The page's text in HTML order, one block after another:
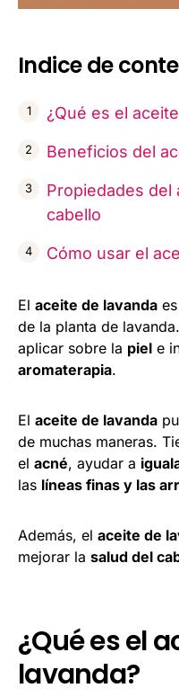
Indice de
¿Qué es el
Beneficios del
Propiedades del
cabello
Cómo usar el
El aceite de lavanda
de la planta de
aplicar sobre la piel e
aromaterapia.
El aceite de lavanda
de muchas maneras.
el acné, ayudar a
las líneas finas y las
Además, el aceite de
mejorar la salud del
¿Qué es el
lavanda?